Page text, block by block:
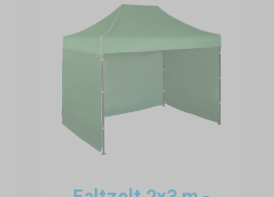
ist sehr einfach, was die
es von jedem manipulierbar wird
zeitaufwendig ist. Es gibt zwei
zur Verfügung – Aluminium und